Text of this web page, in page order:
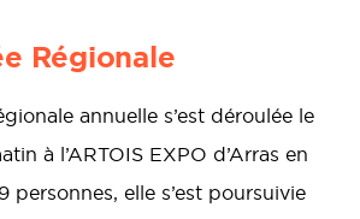
Régionale
annuelle s’est déroulée le
à l’ARTOIS EXPO d’Arras en
personnes, elle s’est poursuivie